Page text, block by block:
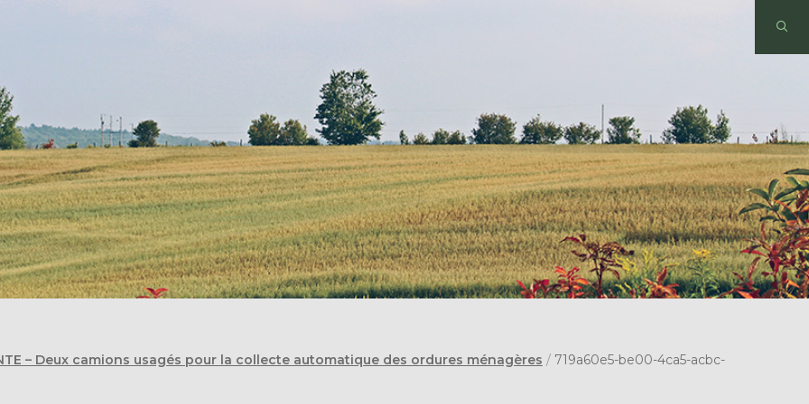
– Deux camions usagés pour la collecte automatique des ordures ménagères / 719a60e5-be00-4ca5-acbc-